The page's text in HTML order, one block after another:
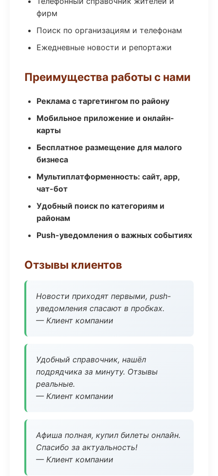
фирм
Поиск по организациям и телефонам
Ежедневные новости и репортажи
Преимущества работы с нами
Реклама с таргетингом по району
Мобильное приложение и онлайн-
карты
Бесплатное размещение для малого
бизнеса
Мультиплатформенность: сайт, app,
чат-бот
Удобный поиск по категориям и
районам
Push-уведомления о важных событиях
Отзывы клиентов
Новости приходят первыми, push-
уведомления спасают в пробках.
— Клиент компании
Удобный справочник, нашёл
подрядчика за минуту. Отзывы
реальные.
— Клиент компании
Афиша полная, купил билеты онлайн.
Спасибо за актуальность!
— Клиент компании